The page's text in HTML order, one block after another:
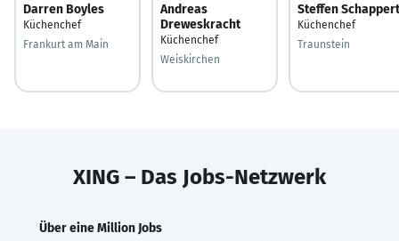
Darren Boyles
Küchenchef
Frankurt am Main
Andreas
Dreweskracht
Küchenchef
Weiskirchen
Steffen Schappert
Küchenchef
Traunstein
XING – Das Jobs-Netzwerk
Über eine Million Jobs